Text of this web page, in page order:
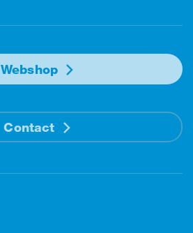
Webshop
Contact